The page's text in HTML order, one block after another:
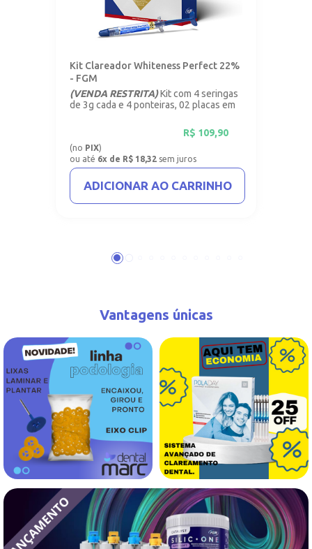
Kit Clareador Whiteness Perfect 22%
- FGM
(VENDA RESTRITA)Kit com 4 seringas
de 3g cada e 4 ponteiras, 02 placas em
R$ 109,90
(no PIX)
ou até 6x de R$ 18,32 sem juros
ADICIONAR AO CARRINHO
Vantagens únicas